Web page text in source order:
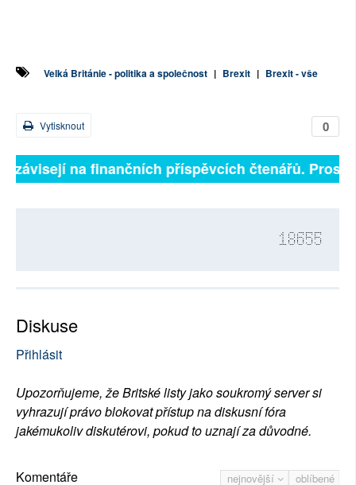
Velká Británie - politika a společnost | Brexit | Brexit - vše
0
Vytisknout
na finančních příspěvcích čtenářů.
18655
Diskuse
Přihlásit
Upozorňujeme, že Britské listy jako soukromý server si
vyhrazují právo blokovat přístup na diskusní fóra
jakémukoliv diskutérovi, pokud to uznají za důvodné.
nejnovější oblíbené
Komentáře